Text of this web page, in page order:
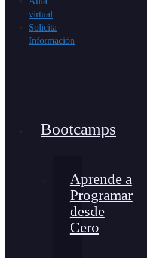
virtual
Solicita
Información
Bootcamps
Aprende a
Programar
desde
Cero